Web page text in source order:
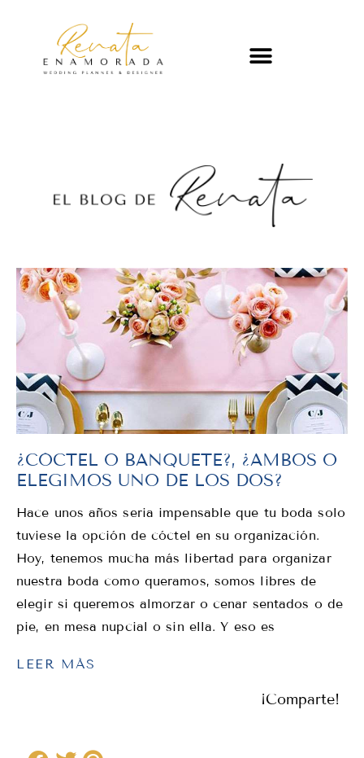
¿CÓCTEL O BANQUETE?, ¿AMBOS O
ELEGIMOS UNO DE LOS DOS?
Hace unos años seria impensable que tu boda solo
tuviese la opción de cóctel en su organización.
Hoy, tenemos mucha más libertad para organizar
nuestra boda como queramos, somos libres de
elegir si queremos almorzar o cenar sentados o de
pie, en mesa nupcial o sin ella. Y eso es
LEER MÁS
¡Comparte!